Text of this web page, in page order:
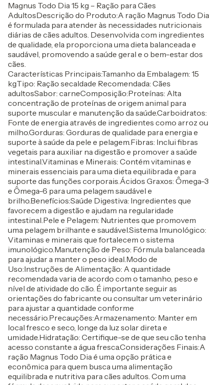
Magnus Todo Dia 15 kg – Ração para Cães
AdultosDescrição do Produto:A ração Magnus Todo Dia
é formulada para atender às necessidades nutricionais
diárias de cães adultos. Desenvolvida com ingredientes
de qualidade, ela proporciona uma dieta balanceada e
saudável, promovendo a saúde geral e o bem-estar dos
cães.
Características Principais:Tamanho da Embalagem: 15
kgTipo: Ração secaIdade Recomendada: Cães
adultosSabor: carneComposição:Proteínas: Alta
concentração de proteínas de origem animal para
suporte muscular e manutenção da saúde.Carboidratos:
Fonte de energia através de ingredientes como arroz ou
milho.Gorduras: Gorduras de qualidade para energia e
suporte à saúde da pele e pelagem.Fibras: Inclui fibras
vegetais para auxiliar na digestão e promover a saúde
intestinal.Vitaminas e Minerais: Contém vitaminas e
minerais essenciais para uma dieta equilibrada e para
suporte das funções corporais.Ácidos Graxos: Ômega-3
e Ômega-6 para uma pelagem saudável e
brilho.Benefícios:Saúde Digestiva: Ingredientes que
favorecem a digestão e ajudam na regularidade
intestinal.Pele e Pelagem: Nutrientes que promovem
uma pelagem brilhante e saudável.Sistema Imunológico:
Vitaminas e minerais que fortalecem o sistema
imunológico.Manutenção de Peso: Fórmula balanceada
para ajudar a manter o peso ideal.Modo de
Uso:Instruções de Alimentação: A quantidade
recomendada varia de acordo com o tamanho, peso e
nível de atividade do cão. É importante seguir as
orientações do fabricante ou consultar um veterinário
para ajustar a quantidade conforme
necessário.Precauções:Armazenamento: Manter em
local fresco e seco, longe da luz solar direta e
umidade.Hidratação: Certifique-se de que seu cão tenha
acesso constante a água fresca.Considerações Finais:A
ração Magnus Todo Dia é uma opção prática e
econômica para quem busca uma alimentação
equilibrada e nutritiva para cães adultos. Com uma